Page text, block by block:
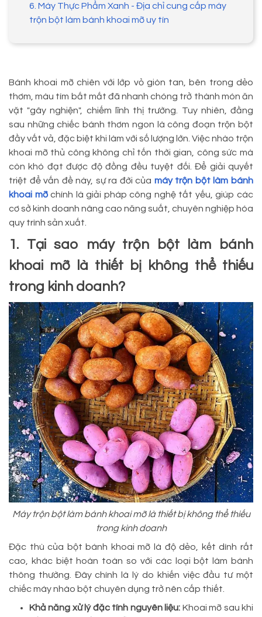
6. Máy Thực Phẩm Xanh - Địa chỉ cung cấp máy
trộn bột làm bánh khoai mỡ uy tín
Bánh khoai mỡ chiên với lớp vỏ giòn tan, bên trong dẻo
thơm, màu tím bắt mắt đã nhanh chóng trở thành món ăn
vặt "gây nghiện", chiếm lĩnh thị trường. Tuy nhiên, đằng
sau những chiếc bánh thơm ngon là công đoạn trộn bột
đầy vất vả, đặc biệt khi làm với số lượng lớn. Việc nhào trộn
khoai mỡ thủ công không chỉ tốn thời gian, công sức mà
còn khó đạt được độ đồng đều tuyệt đối. Để giải quyết
triệt để vấn đề này, sự ra đời của máy trộn bột làm bánh
khoai mỡchính là giải pháp công nghệ tất yếu, giúp các
cơ sở kinh doanh nâng cao năng suất, chuyên nghiệp hóa
quy trình sản xuất.
1. Tại sao máy trộn bột làm bánh
khoai mỡ là thiết bị không thể thiếu
trong kinh doanh?
Máy trộn bột làm bánh khoai mỡ là thiết bị không thể thiếu
trong kinh doanh
Đặc thù của bột bánh khoai mỡ là độ dẻo, kết dính rất
cao, khác biệt hoàn toàn so với các loại bột làm bánh
thông thường. Đây chính là lý do khiến việc đầu tư một
chiếc máy nhào bột chuyên dụng trở nên cấp thiết.
Khả năng xử lý đặc tính nguyên liệu: Khoai mỡ sau khi